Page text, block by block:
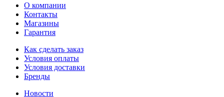
О компании
Контакты
Магазины
Гарантия
Как сделать заказ
Условия оплаты
Условия доставки
Бренды
Новости